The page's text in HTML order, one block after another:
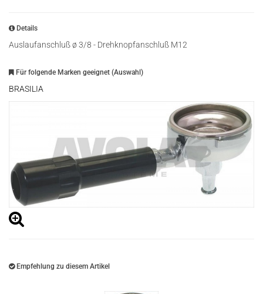
Details
Auslaufanschluß ø 3/8 - Drehknopfanschluß M12
Für folgende Marken geeignet (Auswahl)
BRASILIA
Empfehlung zu diesem Artikel